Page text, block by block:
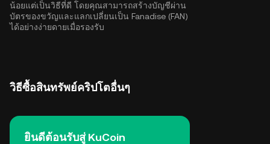
น้อยแต่เป็นวิธีที่ดี โดยคุณสามารถสร้างบัญชีผ่าน
บัตรของขวัญและแลกเปลี่ยนเป็น Fanadise (FAN)
ได้อย่างง่ายดายเมื่อรองรับ
วิธีซื้อสินทรัพย์คริปโตอื่นๆ
ยินดีต้อนรับสู่ KuCoin